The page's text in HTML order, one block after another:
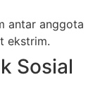
antar anggota
ekstrim.
Sosial